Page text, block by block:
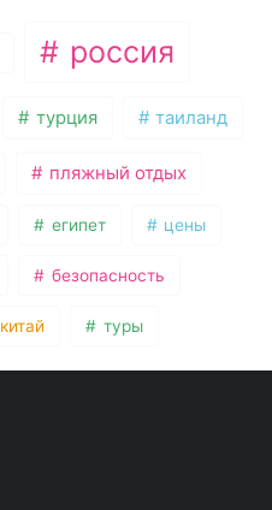
россия
турция таиланд
пляжный отдых
египет цены
безопасность
китай туры